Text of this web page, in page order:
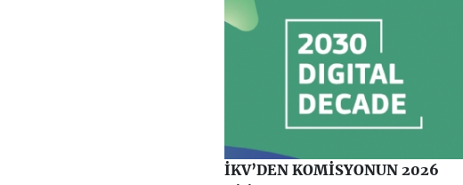
İKV’DEN KOMİSYONUN 2026